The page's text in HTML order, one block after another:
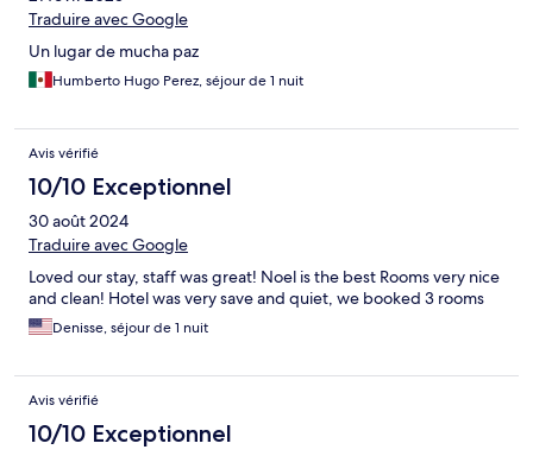
Traduire avec Google
Un lugar de mucha paz
Humberto Hugo Perez, séjour de 1 nuit
Avis vérifié
10/10 Exceptionnel
30 août 2024
Traduire avec Google
Loved our stay, staff was great! Noel is the best Rooms very nice
and clean! Hotel was very save and quiet, we booked 3 rooms
Denisse, séjour de 1 nuit
Avis vérifié
10/10 Exceptionnel